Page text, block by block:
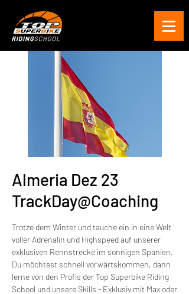
Almeria Dez 23
TrackDay@Coaching
Trotze dem Winter und tauche ein in eine Welt
voller Adrenalin und Highspeed auf unserer
exklusiven Rennstrecke im sonnigen Spanien.
Du möchtest schnell vorwärtskommen, dann
lerne von den Profis der Top Superbike Riding
School und unsere Skills - Exklusiv mit Max oder